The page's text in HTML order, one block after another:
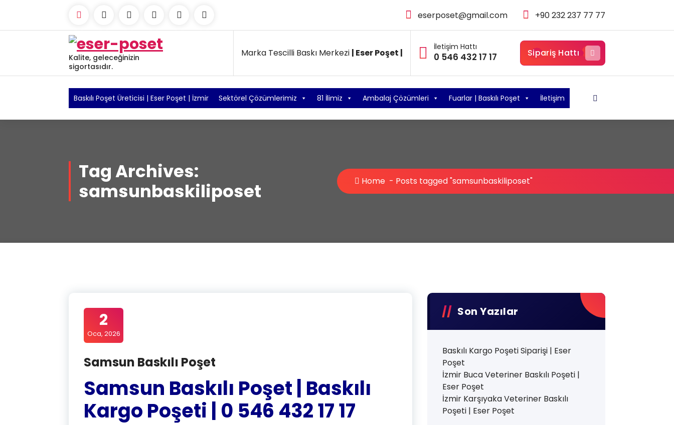
content
eserposet@gmail.com +90 232 237 77 77
Kalite, geleceğinizin
sigortasıdır.
Marka Tescilli Baskı Merkezi | Eser Poşet |
İletişim Hattı
0 546 432 17 17 Sipariş Hattı
Baskılı Poşet Üreticisi | Eser Poşet | İzmir Sektörel Çözümlerimiz 81 İlimiz Ambalaj Çözümleri Fuarlar | Baskılı Poşet İletişim
Tag Archives:
samsunbaskiliposet
Home - Posts tagged "samsunbaskiliposet"
2
Oca, 2026
Samsun Baskılı Poşet
Samsun Baskılı Poşet | Baskılı
Kargo Poşeti | 0 546 432 17 17
Son Yazılar
Baskılı Kargo Poşeti Siparişi | Eser
Poşet
İzmir Buca Veteriner Baskılı Poşeti |
Eser Poşet
İzmir Karşıyaka Veteriner Baskılı
Poşeti | Eser Poşet